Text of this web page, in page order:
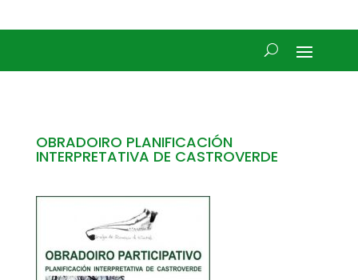
OBRADOIRO PLANIFICACIÓN
INTERPRETATIVA DE CASTROVERDE